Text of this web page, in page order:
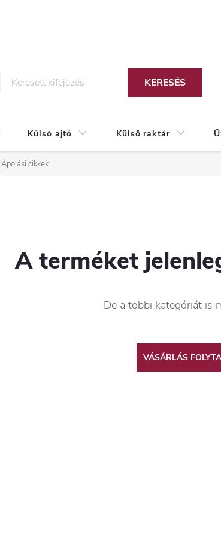
KERESÉS
Külső ajtó Külső raktár
Ápolási cikkek
A terméket
De a többi kategóriát is
VÁSÁRLÁS